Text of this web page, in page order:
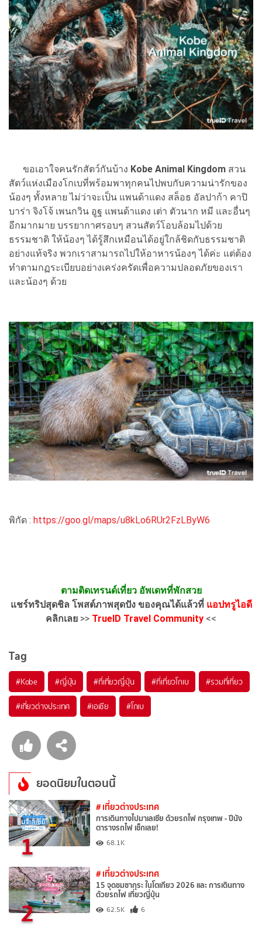
ขอเอาใจคนรักสัตว์กันบ้าง Kobe Animal Kingdom สวน
สัตว์แห่งเมืองโกเบที่พร้อมพาทุกคนไปพบกับความน่ารักของ
น้องๆ ทั้งหลาย ไม่ว่าจะเป็น แพนด้าแดง สล็อธ อัลปาก้า คาปิ
บาร่า จิงโจ้ เพนกวิน อูฐ แพนด้าแดง เต่า ตัวนาก หมี และอื่นๆ
อีกมากมาย บรรยากาศรอบๆ สวนสัตว์โอบล้อมไปด้วย
ธรรมชาติ ให้น้องๆ ได้รู้สึกเหมือนได้อยู่ใกล้ชิดกับธรรมชาติ
อย่างแท้จริง พวกเราสามารถไปให้อาหารน้องๆ ได้ค่ะ แต่ต้อง
ทำตามกฏระเบียบอย่างเคร่งครัดเพื่อความปลอดภัยของเรา
และน้องๆ ด้วย
พิกัด : https://goo.gl/maps/u8kLo6RUr2FzLByW6
ตามติดเทรนด์เที่ยว อัพเดทที่พักสวย
แชร์ทริปสุดชิล โพสต์ภาพสุดปัง ของคุณได้แล้วที่ แอปทรูไอดี
คลิกเลย >> TrueID Travel Community <<
Tag
#Kobe #ญี่ปุ่น #ที่เที่ยวญี่ปุ่น #ที่เที่ยวโกเบ #รวมที่เที่ยว
#เที่ยวต่างประเทศ #เอเชีย #โกเบ
ยอดนิยมในตอนนี้
1
# เที่ยวต่างประเทศ
การเดินทางไปมาเลเซีย ด้วยรถไฟ กรุงเทพ - ปีนัง
ตารางรถไฟ เช็กเลย!
68.1K
2
# เที่ยวต่างประเทศ
15 จุดชมซากุระ ในโตเกียว 2026 และ การเดินทาง
ด้วยรถไฟ เที่ยวญี่ปุ่น
62.5K 6